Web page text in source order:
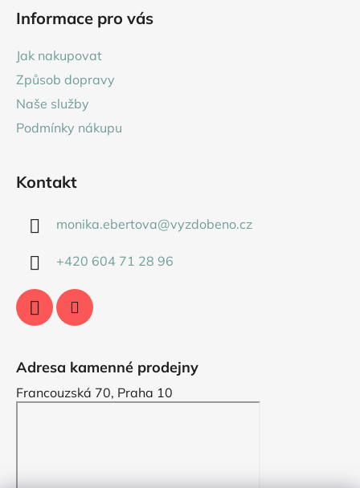
Informace pro vás
Jak nakupovat
Způsob dopravy
Naše služby
Podmínky nákupu
Kontakt
monika.ebertova@vyzdobeno.cz
+420 604 71 28 96
Adresa kamenné prodejny
Francouzská 70, Praha 10